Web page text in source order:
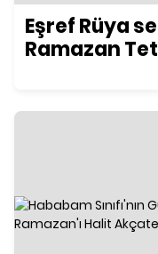
Eşref Rüya
Ramazan